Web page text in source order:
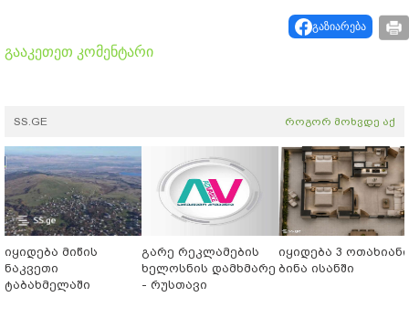
გაზიარება
გააკეთეთ კომენტარი
SS.GE როგორ მოხვდე აქ
იყიდება მიწის
ნაკვეთი
ტაბახმელაში
გარე რეკლამების
ხელოსნის დამხმარე
- რუსთავი
იყიდება 3 ოთახიანი
ბინა ისანში